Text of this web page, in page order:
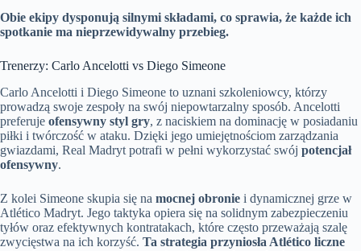
Obie ekipy dysponują silnymi składami, co sprawia, że każde ich
spotkanie ma nieprzewidywalny przebieg.
Trenerzy: Carlo Ancelotti vs Diego Simeone
Carlo Ancelotti i Diego Simeone to uznani szkoleniowcy, którzy
prowadzą swoje zespoły na swój niepowtarzalny sposób. Ancelotti
preferuje ofensywny styl gry, z naciskiem na dominację w posiadaniu
piłki i twórczość w ataku. Dzięki jego umiejętnościom zarządzania
gwiazdami, Real Madryt potrafi w pełni wykorzystać swój potencjał
ofensywny.
Z kolei Simeone skupia się na mocnej obronie i dynamicznej grze w
Atlético Madryt. Jego taktyka opiera się na solidnym zabezpieczeniu
tyłów oraz efektywnych kontratakach, które często przeważają szalę
zwycięstwa na ich korzyść. Ta strategia przyniosła Atlético liczne